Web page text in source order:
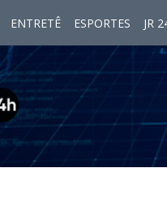
ENTRETÊ ESPORTES JR